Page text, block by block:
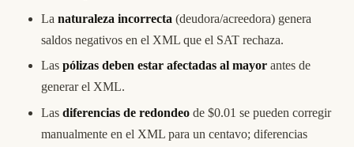
La naturaleza incorrecta (deudora/acreedora) genera
saldos negativos en el XML que el SAT rechaza.
Las pólizas deben estar afectadas al mayor antes de
generar el XML.
Las diferencias de redondeo de $0.01 se pueden corregir
manualmente en el XML para un centavo; diferencias